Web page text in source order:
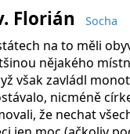
Florián Socha
na to měli
nějakého
však zavládl
nicméně
že nechat